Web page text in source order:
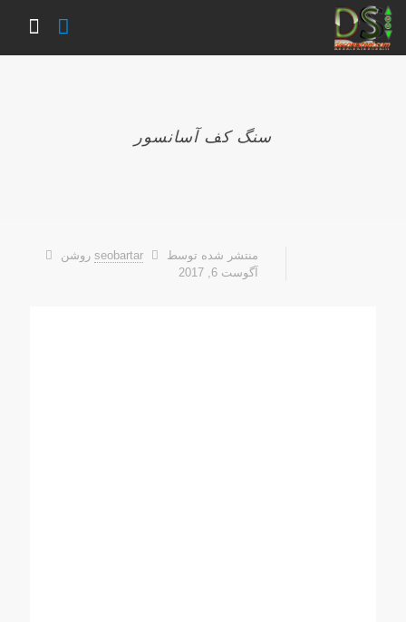
سنگ کف آسانسور
منتشر شده توسط seobartar روشن
آگوست 6, 2017